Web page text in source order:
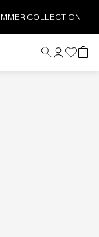
COLLECTION